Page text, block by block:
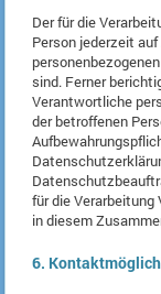
Der für die
Person jederzeit
sind. Ferner
Verantwortliche
der betroffenen
für die
in diesem
6.